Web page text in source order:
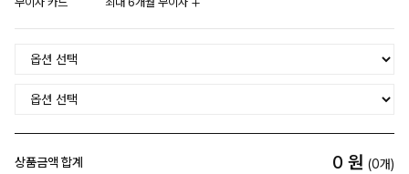
상품금액 합계 0 원 (0개)